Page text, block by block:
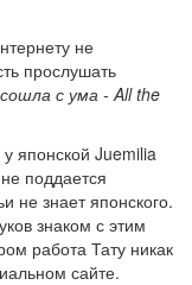
не
прослушать
с ума - All the
японской Juemilia
поддается
не знает японского.
знаком с этим
работа Тату никак
сайте.